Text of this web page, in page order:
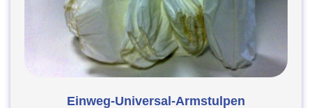
Einweg-Universal-Armstulpen